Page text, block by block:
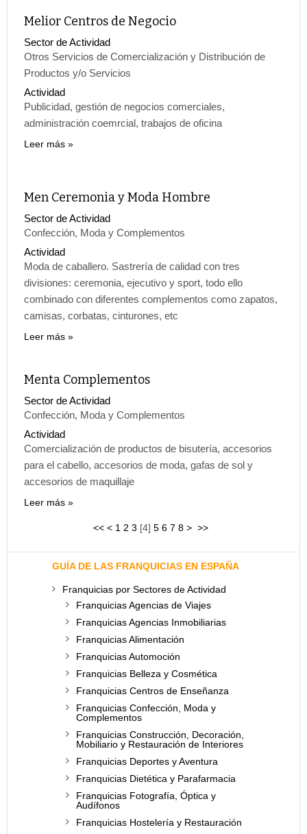
Melior Centros de Negocio
Sector de Actividad
Otros Servicios de Comercialización y Distribución de
Productos y/o Servicios
Actividad
Publicidad, gestión de negocios comerciales,
administración coemrcial, trabajos de oficina
Leer más
Men Ceremonia y Moda Hombre
Sector de Actividad
Confección, Moda y Complementos
Actividad
Moda de caballero. Sastrería de calidad con tres
divisiones: ceremonia, ejecutivo y sport, todo ello
combinado con diferentes complementos como zapatos,
camisas, corbatas, cinturones, etc
Leer más
Menta Complementos
Sector de Actividad
Confección, Moda y Complementos
Actividad
Comercialización de productos de bisutería, accesorios
para el cabello, accesorios de moda, gafas de sol y
accesorios de maquillaje
Leer más
<< < 1 2 3 [4] 5 6 7 8 > >>
GUÍA DE LAS FRANQUICIAS EN ESPAÑA
Franquicias por Sectores de Actividad
Franquicias Agencias de Viajes
Franquicias Agencias Inmobiliarias
Franquicias Alimentación
Franquicias Automoción
Franquicias Belleza y Cosmética
Franquicias Centros de Enseñanza
Franquicias Confección, Moda y
Complementos
Franquicias Construcción, Decoración,
Mobiliario y Restauración de Interiores
Franquicias Deportes y Aventura
Franquicias Dietética y Parafarmacia
Franquicias Fotografía, Óptica y
Audífonos
Franquicias Hostelería y Restauración